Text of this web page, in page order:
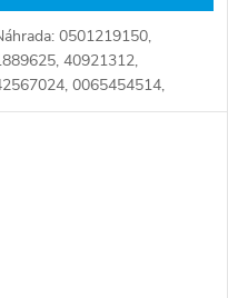
0501219150,
40921312,
0065454514,
0501219150ZF,